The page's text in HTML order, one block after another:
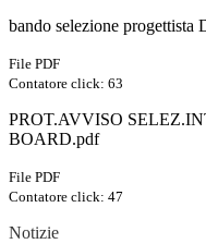
bando selezione
File PDF
Contatore click: 63
PROT.AVVISO
BOARD.pdf
File PDF
Contatore click: 47
Notizie